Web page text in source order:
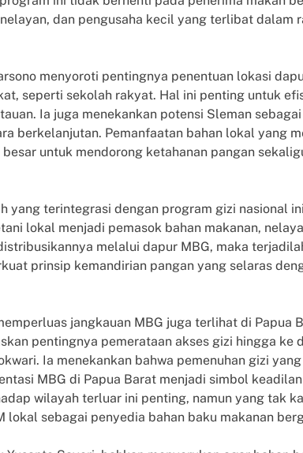
dan pengusaha kecil yang terlibat dalam
menyoroti pentingnya penentuan lokasi
seperti sekolah rakyat. Hal ini penting untuk
Ia juga menekankan potensi Sleman
berkelanjutan. Pemanfaatan bahan lokal yang
untuk mendorong ketahanan pangan
yang terintegrasi dengan program gizi nasional
lokal menjadi pemasok bahan makanan,
melalui dapur MBG, maka
prinsip kemandirian pangan yang selaras
jangkauan MBG juga terlihat di Papua
pentingnya pemerataan akses gizi hingga
Ia menekankan bahwa pemenuhan gizi
MBG di Papua Barat menjadi simbol
wilayah terluar ini penting, namun yang tak
lokal sebagai penyedia bahan baku makanan